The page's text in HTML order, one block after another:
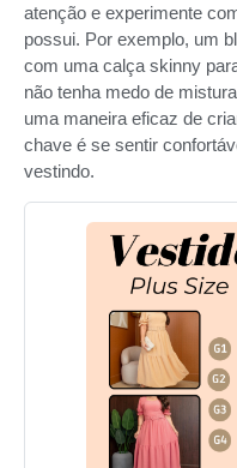
atenção e experimente
possui. Por exemplo, um
com uma calça skinny
não tenha medo de
uma maneira eficaz de
chave é se sentir
vestindo.